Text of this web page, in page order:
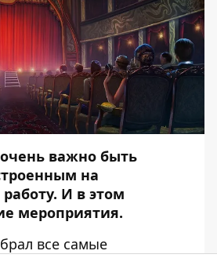
важно быть
на
И в этом
мероприятия.
все самые